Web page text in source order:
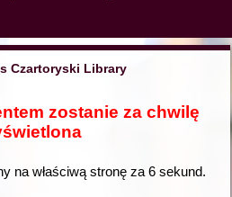
Czartoryski Library
zostanie za chwilę
na właściwą stronę za 6sekund.